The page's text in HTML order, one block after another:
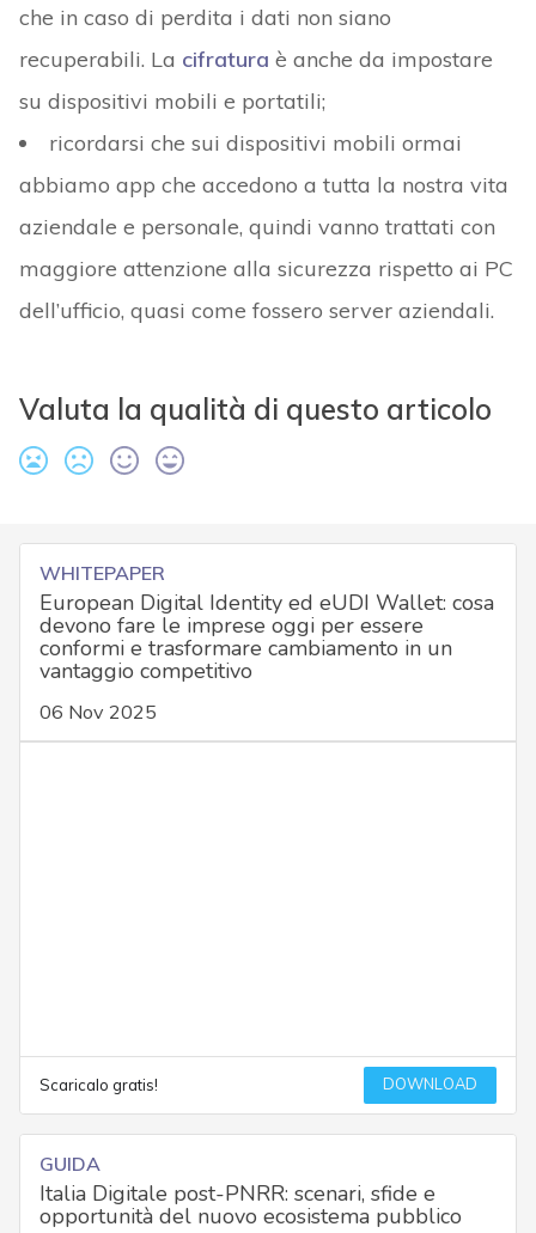
che in caso di perdita i dati non siano
recuperabili. La cifratura è anche da impostare
su dispositivi mobili e portatili;
ricordarsi che sui dispositivi mobili ormai
abbiamo app che accedono a tutta la nostra vita
aziendale e personale, quindi vanno trattati con
maggiore attenzione alla sicurezza rispetto ai PC
dell’ufficio, quasi come fossero server aziendali.
Valuta la qualità di questo articolo
WHITEPAPER
European Digital Identity ed eUDI Wallet: cosa
devono fare le imprese oggi per essere
conformi e trasformare cambiamento in un
vantaggio competitivo
06 Nov 2025
Scaricalo gratis! DOWNLOAD
GUIDA
Italia Digitale post-PNRR: scenari, sfide e
opportunità del nuovo ecosistema pubblico